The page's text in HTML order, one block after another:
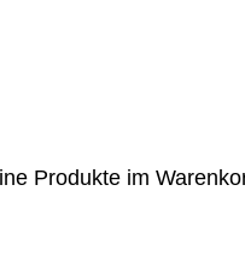
Produkte im